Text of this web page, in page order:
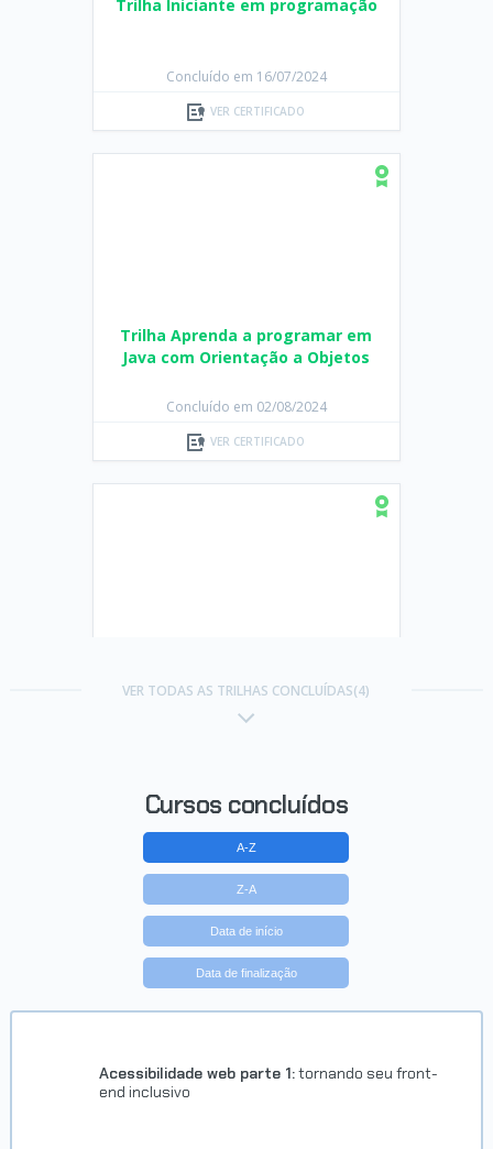
Concluído em 16/07/2024
VER CERTIFICADO
Concluído em 02/08/2024
VER CERTIFICADO
VER TODAS AS TRILHAS CONCLUÍDAS(4)
Cursos concluídos
A-Z
Z-A
Data de início
Data de finalização
Acessibilidade web parte 1:tornando seu front-
end inclusivo